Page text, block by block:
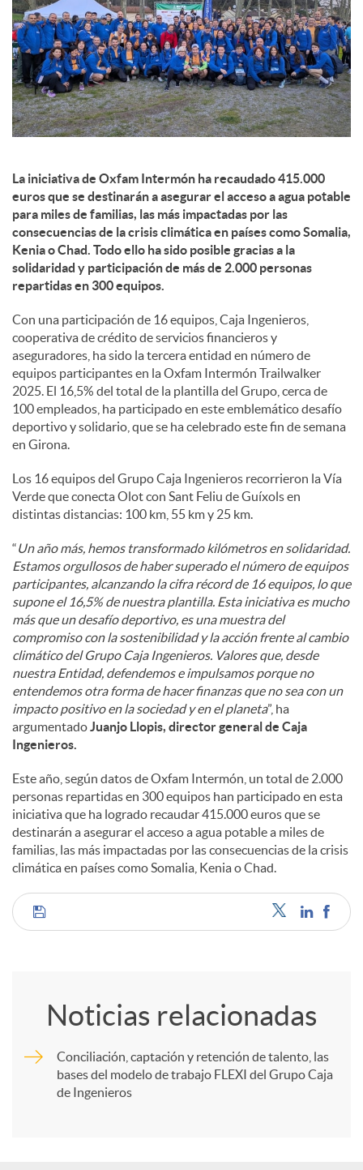
n
t
e
n
i
d
o
s
La iniciativa de Oxfam Intermón ha recaudado 415.000
euros que se destinarán a asegurar el acceso a agua potable
para miles de familias, las más impactadas por las
consecuencias de la crisis climática en países como Somalia,
Kenia o Chad. Todo ello ha sido posible gracias a la
solidaridad y participación de más de 2.000 personas
repartidas en 300 equipos.
Con una participación de 16 equipos, Caja Ingenieros,
cooperativa de crédito de servicios financieros y
aseguradores, ha sido la tercera entidad en número de
equipos participantes en la Oxfam Intermón Trailwalker
2025. El 16,5% del total de la plantilla del Grupo, cerca de
100 empleados, ha participado en este emblemático desafío
deportivo y solidario, que se ha celebrado este fin de semana
en Girona.
Los 16 equipos del Grupo Caja Ingenieros recorrieron la Vía
Verde que conecta Olot con Sant Feliu de Guíxols en
distintas distancias: 100 km, 55 km y 25 km.
“Un año más, hemos transformado kilómetros en solidaridad.
Estamos orgullosos de haber superado el número de equipos
participantes, alcanzando la cifra récord de 16 equipos, lo que
supone el 16,5% de nuestra plantilla. Esta iniciativa es mucho
más que un desafío deportivo, es una muestra del
compromiso con la sostenibilidad y la acción frente al cambio
climático del Grupo Caja Ingenieros. Valores que, desde
nuestra Entidad, defendemos e impulsamos porque no
entendemos otra forma de hacer finanzas que no sea con un
impacto positivo en la sociedad y en el planeta”, ha
argumentadoJuanjo Llopis, director general de Caja
Ingenieros.
Este año, según datos de Oxfam Intermón, un total de 2.000
personas repartidas en 300 equipos han participado en esta
iniciativa que ha logrado recaudar 415.000 euros que se
destinarán a asegurar el acceso a agua potable a miles de
familias, las más impactadas por las consecuencias de la crisis
climática en países como Somalia, Kenia o Chad.
C
Noticias relacionadas
Conciliación, captación y retención de talento, las
bases del modelo de trabajo FLEXI del Grupo Caja
de Ingenieros